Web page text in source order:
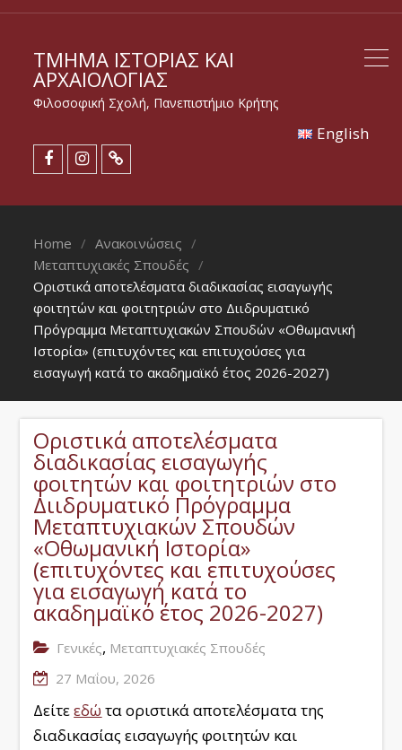
ΤΜΉΜΑ ΙΣΤΟΡΊΑΣ ΚΑΙ
ΑΡΧΑΙΟΛΟΓΊΑΣ
Φιλοσοφική Σχολή, Πανεπιστήμιο Κρήτης
Εnglish
Home
Ανακοινώσεις
Μεταπτυχιακές Σπουδές
Οριστικά αποτελέσματα διαδικασίας εισαγωγής
φοιτητών και φοιτητριών στο Διιδρυματικό
Πρόγραμμα Μεταπτυχιακών Σπουδών «Οθωμανική
Ιστορία» (επιτυχόντες και επιτυχούσες για
εισαγωγή κατά το ακαδημαϊκό έτος 2026-2027)
Οριστικά αποτελέσματα
διαδικασίας εισαγωγής
φοιτητών και φοιτητριών στο
Διιδρυματικό Πρόγραμμα
Μεταπτυχιακών Σπουδών
«Οθωμανική Ιστορία»
(επιτυχόντες και επιτυχούσες
για εισαγωγή κατά το
ακαδημαϊκό έτος 2026-2027)
Γενικές, Μεταπτυχιακές Σπουδές
27 Μαΐου, 2026
Δείτεεδώ τα οριστικά αποτελέσματα της
διαδικασίας εισαγωγής φοιτητών και